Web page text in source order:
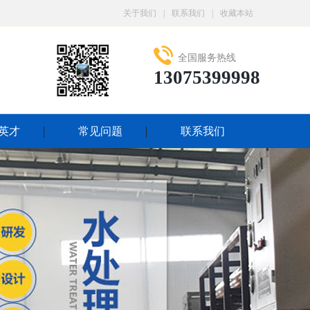
关于我们 联系我们 收藏本站
全国服务热线
13075399998
才 常见问题 联系我们